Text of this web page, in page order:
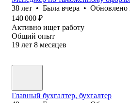
38 лет • Была вчера • Обновлено
140 000 ₽
Активно ищет работу
Общий опыт
19 лет 8 месяцев
Главный бухгалтер, бухгалтер